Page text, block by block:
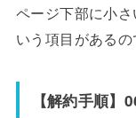
ページ下部に小
いう項目があるの
【解約手順